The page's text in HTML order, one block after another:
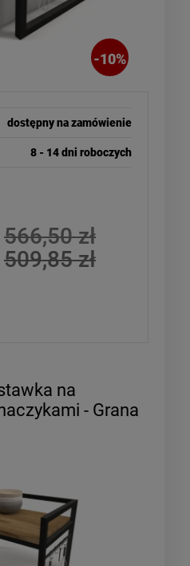
-10%
dostępny na zamówienie
8 - 14 dni roboczych
566,50 zł
509,85 zł
na
- Grana